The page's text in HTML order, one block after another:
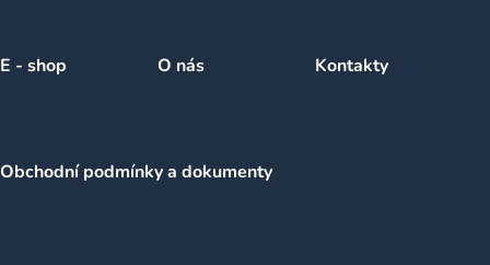
E - shop O nás Kontakty
Obchodní podmínky a dokumenty